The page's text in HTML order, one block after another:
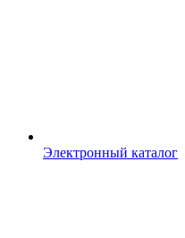
Электронный каталог